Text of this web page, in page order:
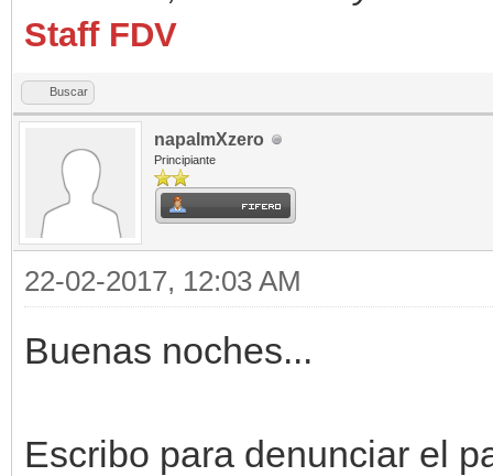
Staff FDV
Buscar
napalmXzero
Principiante
22-02-2017, 12:03 AM
Buenas noches...
Escribo para denunciar el